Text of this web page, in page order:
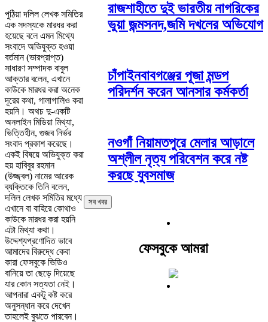
পুঠিয়া দলিল লেখক সমিতির
এক সদস্যকে মারধর করা
হয়েছে বলে এমন মিথ্যে
সংবাদে অভিযুক্ত হওয়া
বর্তমান (ভারপ্রাপ্ত)
সাধারণ সম্পাদক বাবুল
আক্তার বলেন, এখানে
কাউকে মারধর করা অনেক
দূরের কথা, গালাগালিও করা
হয়নি। অথচ দু-একটি
অনলাইন মিডিয়া মিথ্যা,
ভিত্তিহীন, গুজব নির্ভর
সংবাদ প্রকাশ করেছে।
একই বিষয়ে অভিযুক্ত করা
হয় হাবিবুর রহমান
(উজ্জ্বল) নামের আরেক
ব্যক্তিকে তিনি বলেন,
দলিল লেখক সমিতির মধ্যে
এখানে বা বাহিরে কোথাও
কাউকে মারধর করা হয়নি
এটা মিথ্যা কথা।
উদ্দেশ্যপ্রণোদিত ভাবে
আমাদের বিরুদ্ধে কেবা
কারা ফেসবুকে ভিডিও
বানিয়ে তা ছেড়ে দিয়েছে
যার কোন সত্যতা নেই।
আপনারা একটু কষ্ট করে
অনুসন্ধান করে দেখেন
তাহলেই বুঝতে পারবেন।
রাজশাহীতে দুই ভারতীয় নাগরিকের
ভুয়া জন্মসনদ,জমি দখলের অভিযোগ
চাঁপাইনবাবগঞ্জের পূজা মন্ডপ
পরিদর্শন করেন আনসার কর্মকর্তা
নওগাঁ নিয়ামতপুরে মেলার আড়ালে
অশ্লীল নৃত্য পরিবেশন করে নষ্ট
করছে যুবসমাজ
সব খবর
ফেসবুকে আমরা